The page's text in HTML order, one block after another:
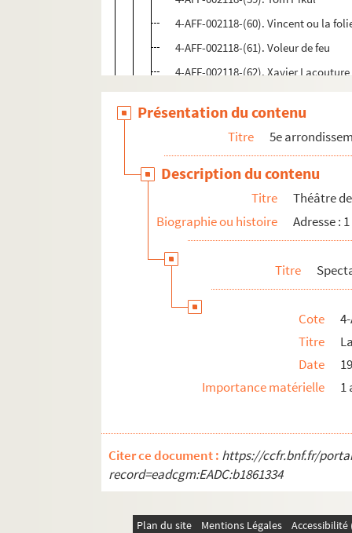
4-AFF-002118-(60). Vincent ou la
4-AFF-002118-(61). Voleur de feu
4-AFF-002118-(62). Xavier Lacouture
4-AFF-002118-(63). Y'en a pas que
4-AFF-002118-(64). Yiddish café
4-AFF-002118-(65). Yiddish y tango
4-AFF-002118-(66). Yvette Théraulaz
4-AFF-002118-(67). Zazie dans le
4-AFF-002118-(68). Programmes et
6e arrondissement
Présentation du contenu
Titre 5e
Description du contenu
Titre
Théâtre
Biographie ou histoire
Adresse :
Titre
Cote
Titre
Date
Importance matérielle
1
Citer ce document : https://ccfr.bnf.fr/
record=eadcgm:EADC:b1861334
Plan du site Mentions Légales